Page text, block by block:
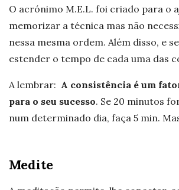
O acrónimo M.E.L. foi criado para o
memorizar a técnica mas não
nessa mesma ordem. Além disso, e
estender o tempo de cada uma das
A lembrar: A consistência é um
para o seu sucesso. Se 20 minutos
num determinado dia, faça 5 min.
Medite